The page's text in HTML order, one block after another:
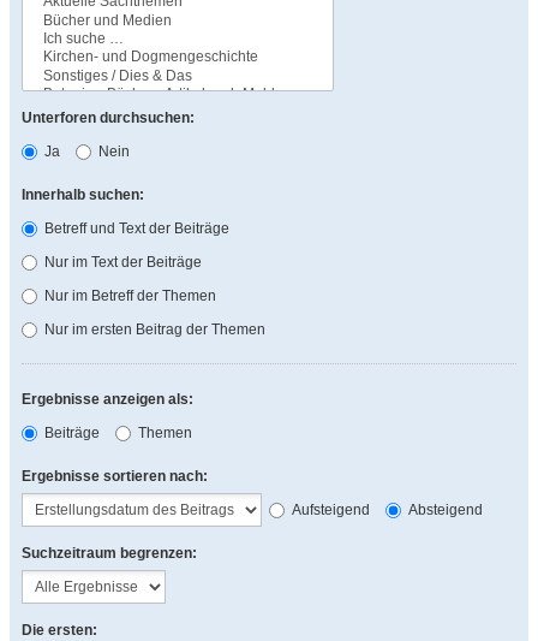
Unterforen durchsuchen:
Ja
Nein
Innerhalb suchen:
Betreff und Text der Beiträge
Nur im Text der Beiträge
Nur im Betreff der Themen
Nur im ersten Beitrag der Themen
Ergebnisse anzeigen als:
Beiträge
Themen
Ergebnisse sortieren nach:
Aufsteigend
Absteigend
Suchzeitraum begrenzen:
Die ersten: